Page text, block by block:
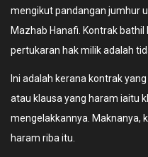
mengikut pandangan jumhur
Mazhab Hanafi. Kontrak
pertukaran hak milik adalah
Ini adalah kerana kontrak
atau klausa yang haram iaitu
mengelakkannya. Maknanya,
haram riba itu.